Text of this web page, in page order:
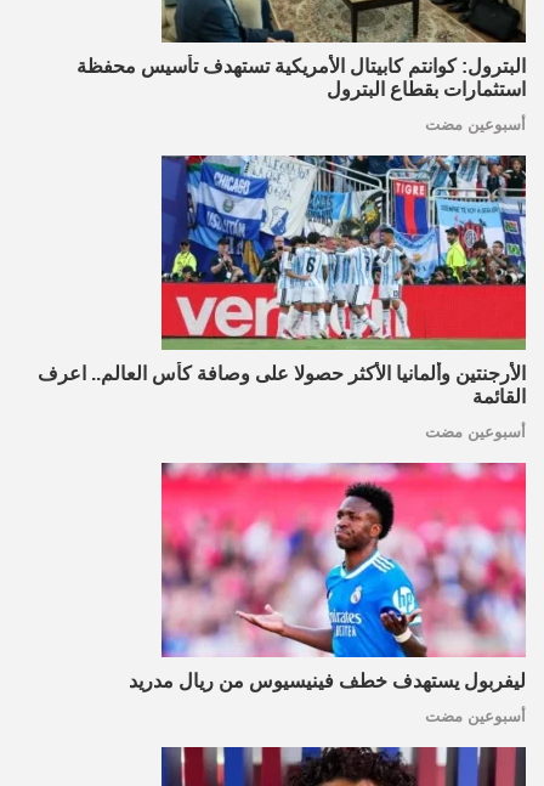
البترول: كوانتم كابيتال الأمريكية تستهدف تأسيس محفظة
استثمارات بقطاع البترول
أسبوعين مضت
الأرجنتين وألمانيا الأكثر حصولا على وصافة كأس العالم.. اعرف
القائمة
أسبوعين مضت
ليفربول يستهدف خطف فينيسيوس من ريال مدريد
أسبوعين مضت